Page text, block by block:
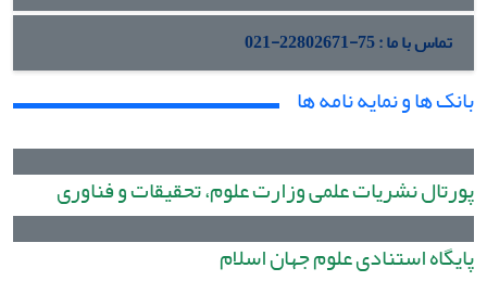
تماس با ما : 75-22802671-021
بانک ها و نمایه نامه ها
پورتال نشریات علمی وزارت علوم، تحقیقات و فناوری
پایگاه استنادی علوم جهان اسلام